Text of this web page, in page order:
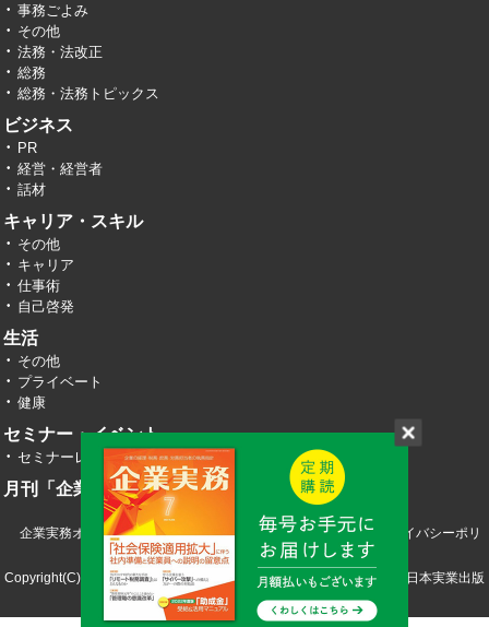
事務ごよみ
その他
法務・法改正
総務
総務・法務トピックス
ビジネス
PR
経営・経営者
話材
キャリア・スキル
その他
キャリア
仕事術
自己啓発
生活
その他
プライベート
健康
セミナー・イベント
セミナーレポート
月刊「企業実務」
企業実務オンライン TOP 運営会社 お問い合わせ
プライバシーポリ
シー
Copyright(C) 2026 株式会社エヌ・ジェイ・ハイ・テック／株式会社日本実業出版
社 All RIght Reserved.